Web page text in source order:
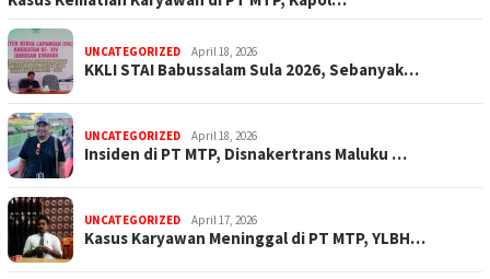
UNCATEGORIZED April 18, 2026
KKLI STAI Babussalam Sula 2026, Sebanyak…
UNCATEGORIZED April 18, 2026
Insiden di PT MTP, Disnakertrans Maluku …
UNCATEGORIZED April 17, 2026
Kasus Karyawan Meninggal di PT MTP, YLBH…